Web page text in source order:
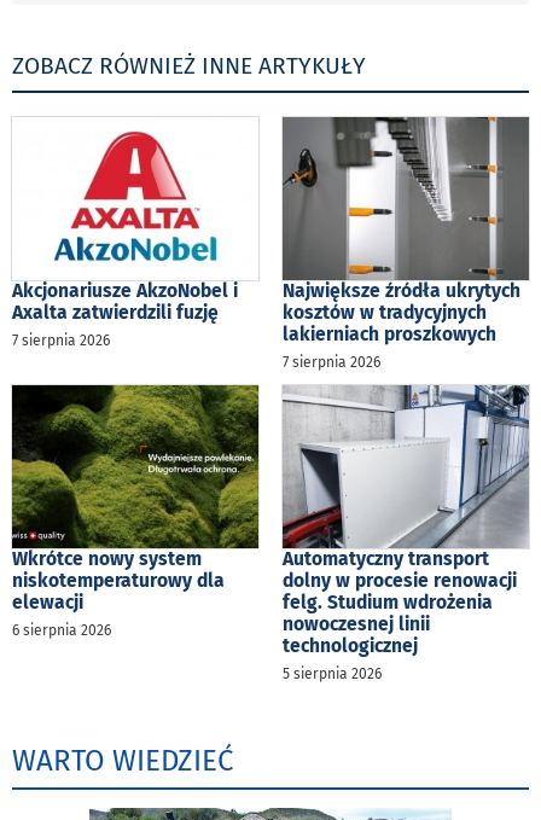
ZOBACZ RÓWNIEŻ INNE ARTYKUŁY
Akcjonariusze AkzoNobel i
Axalta zatwierdzili fuzję
7 sierpnia 2026
Największe źródła ukrytych
kosztów w tradycyjnych
lakierniach proszkowych
7 sierpnia 2026
Wkrótce nowy system
niskotemperaturowy dla
elewacji
6 sierpnia 2026
Automatyczny transport
dolny w procesie renowacji
felg. Studium wdrożenia
nowoczesnej linii
technologicznej
5 sierpnia 2026
WARTO WIEDZIEĆ